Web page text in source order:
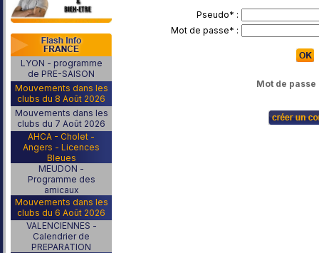
LYON - programme
de PRE-SAISON
Mouvements dans les
clubs du 8 Août 2026
Mouvements dans les
clubs du 7 Août 2026
AHCA - Cholet -
Angers - Licences
Bleues
MEUDON -
Programme des
amicaux
Mouvements dans les
clubs du 6 Août 2026
VALENCIENNES -
Calendrier de
PREPARATION
Pseudo* :
Mot de passe* :
Mot de passe